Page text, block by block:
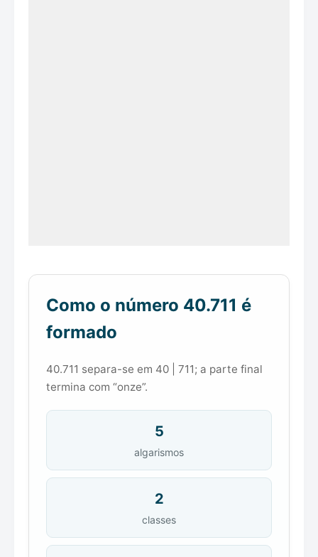
Como o número 40.711 é
formado
40.711 separa-se em 40 | 711; a parte final
termina com “onze”.
5
algarismos
2
classes